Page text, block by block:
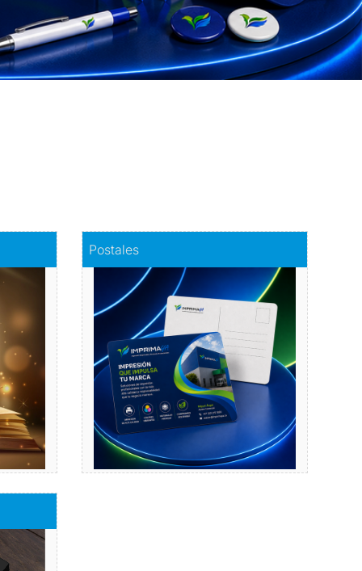
Postales
Dale vida a tus emociones
con nuestras postales.
Comprar
Comprar
de